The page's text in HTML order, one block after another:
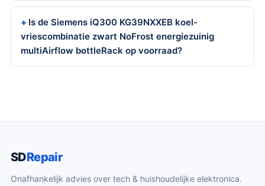
Is de Siemens iQ300 KG39NXXEB koel-
vriescombinatie zwart NoFrost energiezuinig
multiAirflow bottleRack op voorraad?
SDRepair
Onafhankelijk advies over tech & huishoudelijke elektronica.